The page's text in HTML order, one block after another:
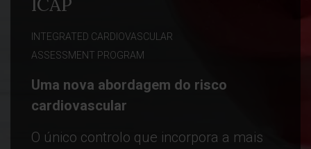
INTEGRATED CARDIOVASCULAR
ASSESSMENT PROGRAM
Uma nova abordagem do risco
cardiovascular
O único controlo que incorpora a mais